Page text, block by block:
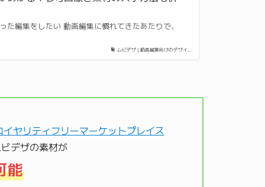
ムビデザ | 動画編集向けのデザイ…
編集をしたい 動画編集に慣れてきたあたりで、
デザの素材が
能